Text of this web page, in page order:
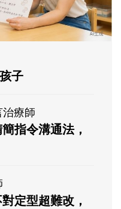
子
療師
指令溝通法，
定型超難改，